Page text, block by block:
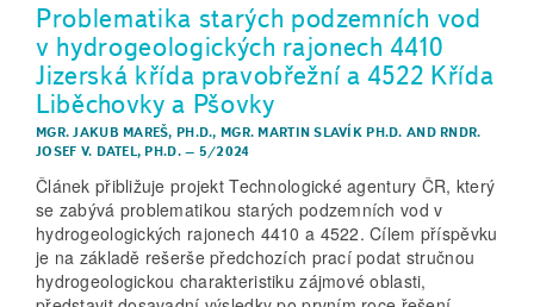
Problematika starých podzemních vod
v hydrogeologických rajonech 4410
Jizerská křída pravobřežní a 4522 Křída
Liběchovky a Pšovky
MGR. JAKUB MAREŠ, PH.D., MGR. MARTIN SLAVÍK PH.D. AND RNDR.
JOSEF V. DATEL, PH.D.– 5/2024
Článek přibližuje projekt Technologické agentury ČR, který
se zabývá problematikou starých podzemních vod v
hydrogeologických rajonech 4410 a 4522. Cílem příspěvku
je na základě rešerše předchozích prací podat stručnou
hydrogeologickou charakteristiku zájmové oblasti,